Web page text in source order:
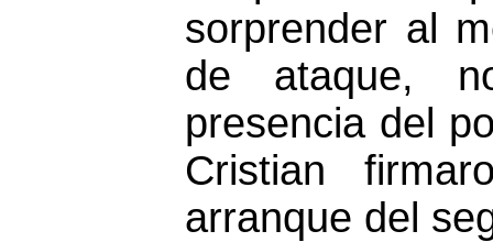
sorprender al
de ataque,
presencia del
Cristian
arranque del